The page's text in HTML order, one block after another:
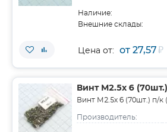
Наличие:
Внешние склады:
Цена от: от 27,57₽
Винт М2.5х 6
Винт М2.5х 6 (70шт.) п/к
Производитель: